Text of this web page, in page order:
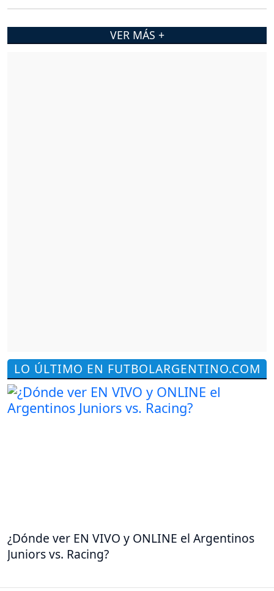
LO ÚLTIMO EN FUTBOLARGENTINO.COM
¿Dónde ver EN VIVO y ONLINE el Argentinos
Juniors vs. Racing?
VER MÁS +